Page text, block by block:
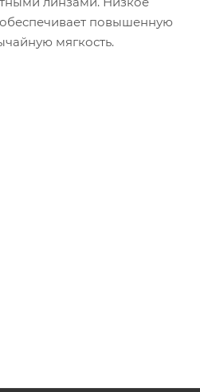
повышенную
мягкость.